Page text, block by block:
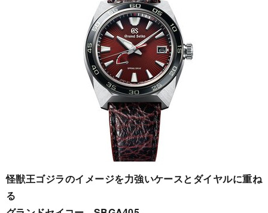
怪獣王ゴジラのイメージを力強いケースとダイヤルに重ね
る